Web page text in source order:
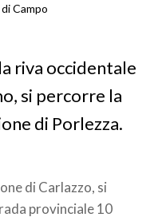
Campo
riva occidentale
si percorre la
di Porlezza.
di Carlazzo, si
provinciale 10